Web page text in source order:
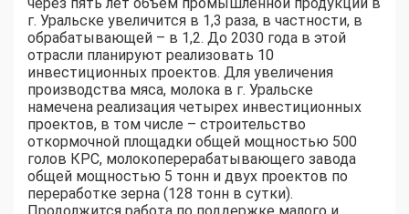
г. Уральске увеличится в 1,3 раза, в частности, в
обрабатывающей – в 1,2. До 2030 года в этой
отрасли планируют реализовать 10
инвестиционных проектов. Для увеличения
производства мяса, молока в г. Уральске
намечена реализация четырех инвестиционных
проектов, в том числе – строительство
откормочной площадки общей мощностью 500
голов КРС, молокоперерабатывающего завода
общей мощностью 5 тонн и двух проектов по
переработке зерна (128 тонн в сутки).